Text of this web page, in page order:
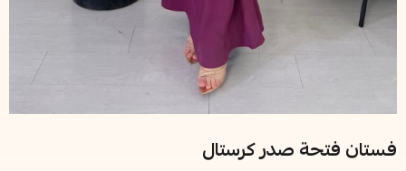
فستان فتحة صدر كرستال